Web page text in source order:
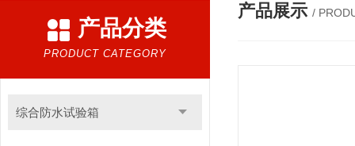
产品分类
PRODUCT CATEGORY
综合防水试验箱
产品展示 /